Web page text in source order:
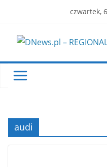
content
czwartek,
audi